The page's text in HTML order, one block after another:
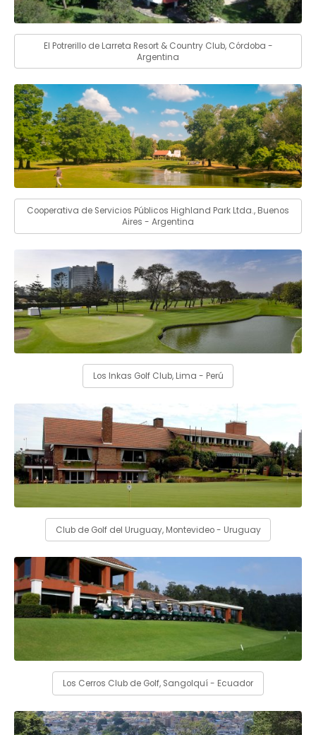
El Potrerillo de Larreta Resort & Country Club, Córdoba -
Argentina
Cooperativa de Servicios Públicos Highland Park Ltda., Buenos
Aires - Argentina
Los Inkas Golf Club, Lima - Perú
Club de Golf del Uruguay, Montevideo - Uruguay
Los Cerros Club de Golf, Sangolquí - Ecuador